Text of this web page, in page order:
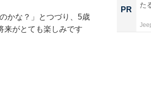
な？」とつづり、5歳
来がとても楽しみです
PR
た